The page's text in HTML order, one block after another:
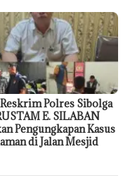
Polres Sibolga
E. SILABAN
Pengungkapan Kasus
di Jalan Mesjid